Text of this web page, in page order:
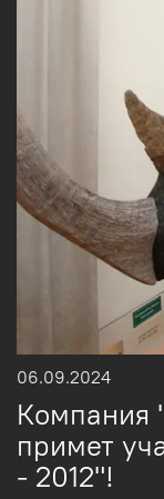
06.09.2024
Компания
примет
- 2012"!